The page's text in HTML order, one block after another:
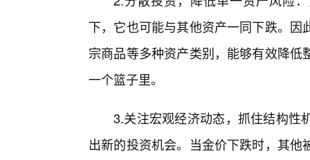
下，它也可能与其他资产一同下跌。
宗商品等多种资产类别，能够有效降
一个篮子里。
3.关注宏观经济动态，抓住结构性
出新的投资机会。当金价下跌时，其